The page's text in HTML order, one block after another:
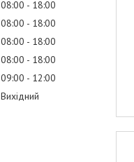
08:00
18:00
08:00
18:00
08:00
18:00
08:00
18:00
09:00
12:00
Вихідний